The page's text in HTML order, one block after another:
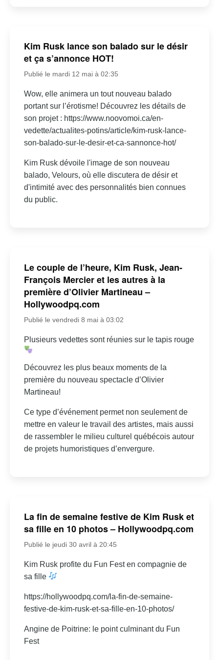
Kim Rusk lance son balado sur le désir
et ça s’annonce HOT!
Publié le mardi 12 mai à 02:35
Wow, elle animera un tout nouveau balado
portant sur l’érotisme! Découvrez les détails de
son projet : https://www.noovomoi.ca/en-
vedette/actualites-potins/article/kim-rusk-lance-
son-balado-sur-le-desir-et-ca-sannonce-hot/
Kim Rusk dévoile l'image de son nouveau
balado, Velours, où elle discutera de désir et
d'intimité avec des personnalités bien connues
du public.
Le couple de l’heure, Kim Rusk, Jean-
François Mercier et les autres à la
première d’Olivier Martineau –
Hollywoodpq.com
Publié le vendredi 8 mai à 03:02
Plusieurs vedettes sont réunies sur le tapis rouge
Découvrez les plus beaux moments de la
première du nouveau spectacle d’Olivier
Martineau!
Ce type d’événement permet non seulement de
mettre en valeur le travail des artistes, mais aussi
de rassembler le milieu culturel québécois autour
de projets humoristiques d’envergure.
La fin de semaine festive de Kim Rusk et
sa fille en 10 photos – Hollywoodpq.com
Publié le jeudi 30 avril à 20:45
Kim Rusk profite du Fun Fest en compagnie de
sa fille
https://hollywoodpq.com/la-fin-de-semaine-
festive-de-kim-rusk-et-sa-fille-en-10-photos/
Angine de Poitrine: le point culminant du Fun
Fest